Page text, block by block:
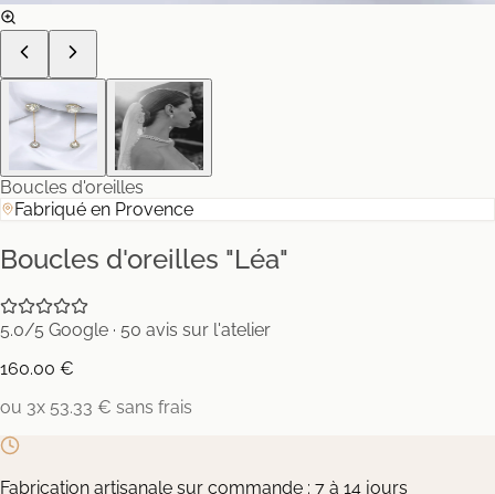
Boucles d'oreilles
Fabriqué en Provence
Boucles d'oreilles "Léa"
5.0/5 Google · 50 avis sur l'atelier
160.00 €
ou 3x 53.33 € sans frais
Fabrication artisanale sur commande : 7 à 14 jours